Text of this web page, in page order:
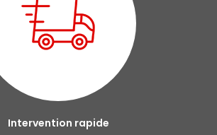
Intervention rapide